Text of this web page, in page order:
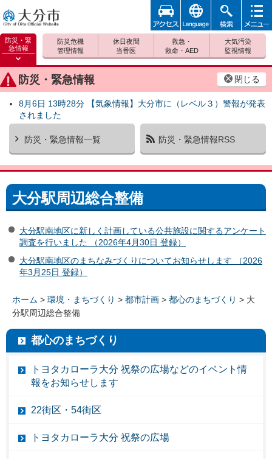
大分市
防災・緊
急情報
防災緊
急情報
を開く
防災・緊急情報 閉じる
8月6日 13時28分 【気象情報】大分市に（レベル３）警報が発表
されました
防災・緊急情報一覧 防災・緊急情報RSS
防災危機
管理情報
休日夜間
当番医
救急・
救命・AED
大気汚染
監視情報
アクセ
ス
foreign 検索
メニュ
大分駅周辺総合整備
大分駅南地区に新しく計画している公共施設に関するアンケート
調査を行いました （2026年4月30日 登録）
大分駅南地区のまちなみづくりについてお知らせします （2026
年3月25日 登録）
ホーム > 環境・まちづくり > 都市計画 > 都心のまちづくり > 大
分駅周辺総合整備
都心のまちづくり
トヨタカローラ大分 祝祭の広場などのイベント情
報をお知らせします
22街区・54街区
トヨタカローラ大分 祝祭の広場